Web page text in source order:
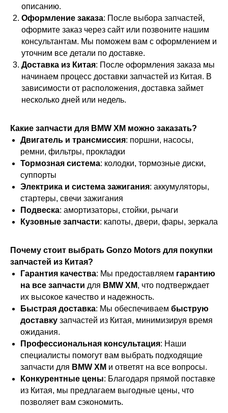
описанию.
Оформление заказа: После выбора запчастей,
оформите заказ через сайт или позвоните нашим
консультантам. Мы поможем вам с оформлением и
уточним все детали по доставке.
Доставка из Китая: После оформления заказа мы
начинаем процесс доставки запчастей из Китая. В
зависимости от расположения, доставка займет
несколько дней или недель.
Какие запчасти для BMW XM можно заказать?
Двигатель и трансмиссия: поршни, насосы,
ремни, фильтры, прокладки
Тормозная система: колодки, тормозные диски,
суппорты
Электрика и система зажигания: аккумуляторы,
стартеры, свечи зажигания
Подвеска: амортизаторы, стойки, рычаги
Кузовные запчасти: капоты, двери, фары, зеркала
Почему стоит выбрать Gonzo Motors для покупки
запчастей из Китая?
Гарантия качества: Мы предоставляем гарантию
на все запчасти для BMW XM, что подтверждает
их высокое качество и надежность.
Быстрая доставка: Мы обеспечиваем быструю
доставку запчастей из Китая, минимизируя время
ожидания.
Профессиональная консультация: Наши
специалисты помогут вам выбрать подходящие
запчасти для BMW XM и ответят на все вопросы.
Конкурентные цены: Благодаря прямой поставке
из Китая, мы предлагаем выгодные цены, что
позволяет вам сэкономить.